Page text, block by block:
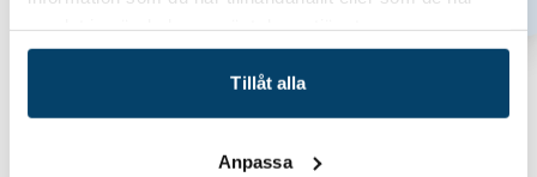
Tillåt alla
Anpassa